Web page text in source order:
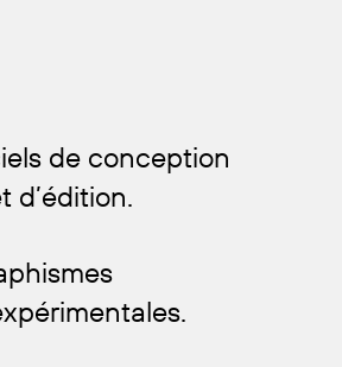
de conception
d’édition.